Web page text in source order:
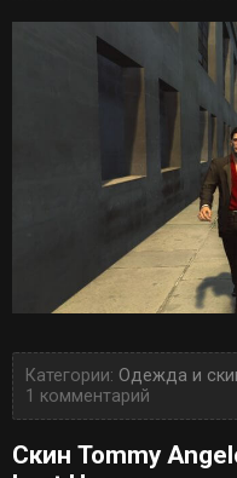
Категории: Одежда и
1 комментарий
Скин Tommy